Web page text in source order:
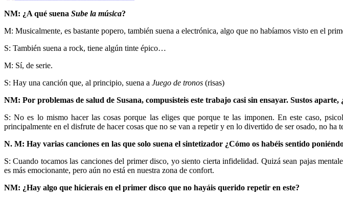
NM: ¿A qué suena Sube la música?
M: Musicalmente, es bastante popero, también suena a electrónica, algo que no habíamos visto en el
S: También suena a rock, tiene algún tinte épico…
M: Sí, de serie.
S: Hay una canción que, al principio, suena a Juego de tronos (risas)
NM: Por problemas de salud de Susana, compusisteis este trabajo casi sin ensayar. Sustos
S: No es lo mismo hacer las cosas porque las eliges que porque te las imponen. En este caso,
principalmente en el disfrute de hacer cosas que no se van a repetir y en lo divertido de ser osado, no ha
N. M: Hay varias canciones en las que solo suena el sintetizador ¿Cómo os habéis sentido
S:Cuando tocamos las canciones del primer disco, yo siento cierta infidelidad. Quizá sean pajas
es más emocionante, pero aún no está en nuestra zona de confort.
NM: ¿Hay algo que hicierais en el primer disco que no hayáis querido repetir en este?